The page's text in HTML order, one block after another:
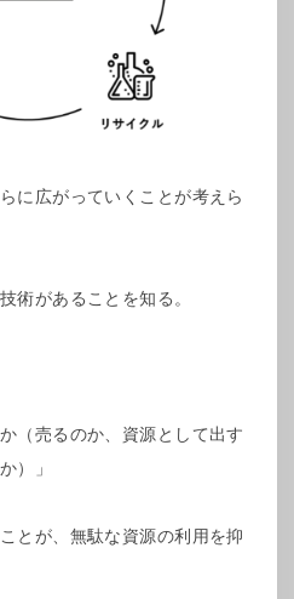
に広がっていくことが考えら
術があることを知る。
（売るのか、資源として出す
）」
とが、無駄な資源の利用を抑